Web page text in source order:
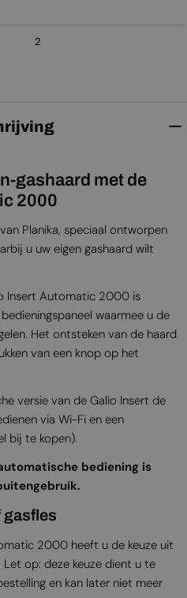
2
gashaard met de
2000
Planika, speciaal ontworpen
u uw eigen gashaard wilt
Insert Automatic 2000 is
waarmee u de
Het ontsteken van de haard
van een knop op het
versie van de Galio Insert de
via Wi-Fi en een
bij te kopen).
bediening is
gasfles
2000 heeft u de keuze uit
op: deze keuze dient u te
en kan later niet meer